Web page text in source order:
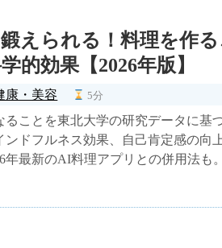
えられる！料理を作
的効果【2026年版】
康・美容 5分
ることを東北大学の研究データに基
ンドフルネス効果、自己肯定感の向
年最新のAI料理アプリとの併用法も。